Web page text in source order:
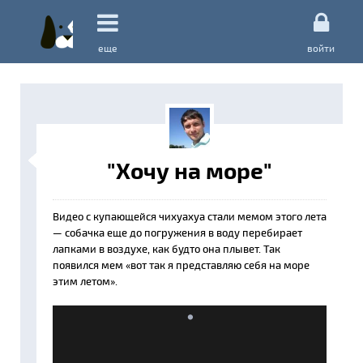
еще войти
"Хочу на море"
Видео с купающейся чихуахуа стали мемом этого лета
— собачка еще до погружения в воду перебирает
лапками в воздухе, как будто она плывет. Так
появился мем «вот так я представляю себя на море
этим летом».